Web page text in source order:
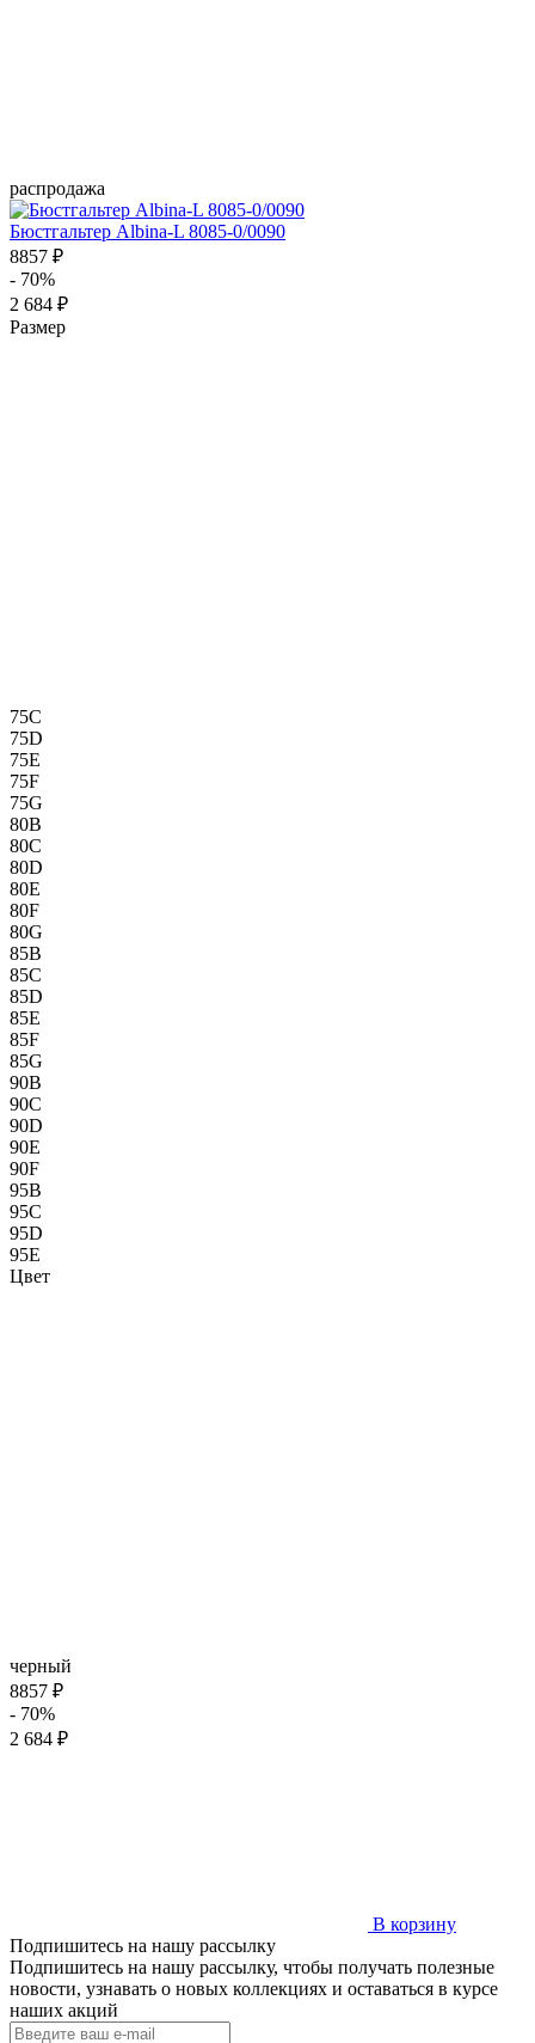
распродажа
Бюстгальтер Albina-L 8085-0/0090
8857 ₽
- 70%
2 684 ₽
Размер
75C
75D
75E
75F
75G
80B
80C
80D
80E
80F
80G
85B
85C
85D
85E
85F
85G
90B
90C
90D
90E
90F
95B
95C
95D
95E
Цвет
черный
8857 ₽
- 70%
2 684 ₽
В корзину
Подпишитесь на нашу рассылку
Подпишитесь на нашу рассылку, чтобы получать полезные
новости, узнавать о новых коллекциях и оставаться в курсе
наших акций